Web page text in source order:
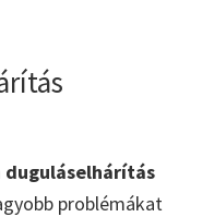
duguláselhárítás
problémákat